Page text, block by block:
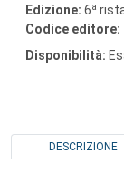
Edizione: 6a
Codice editore:
Disponibilità:
DESCRIZIONE